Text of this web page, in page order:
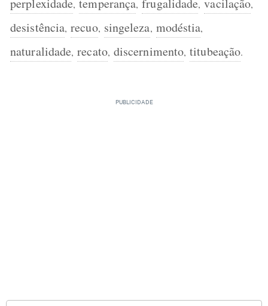
perplexidade, temperança, frugalidade, vacilação,
desistência, recuo, singeleza, modéstia,
naturalidade, recato, discernimento, titubeação.